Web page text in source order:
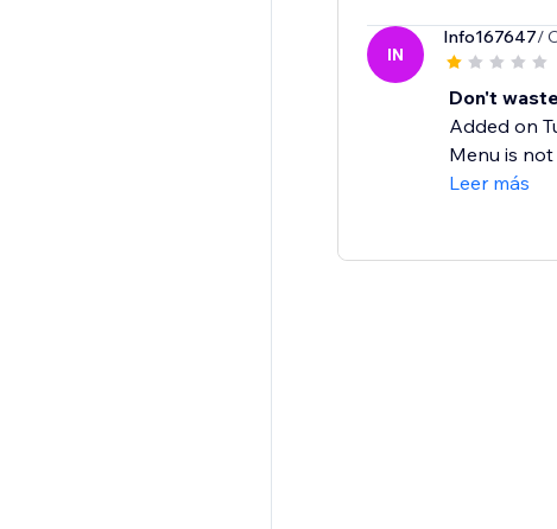
IN
Info167647/
Don't
Added on
Menu is
Leer más